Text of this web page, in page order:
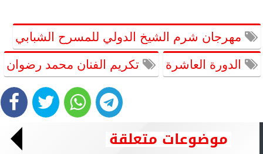
مهرجان شرم الشيخ الدولي للمسرح الشبابي
الدورة العاشرة تكريم الفنان محمد رضوان
موضوعات متعلقة